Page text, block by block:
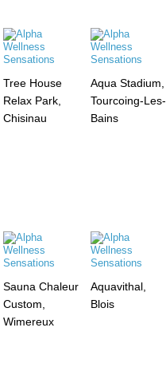
Tree House
Relax Park,
Chisinau
Aqua Stadium,
Tourcoing-Les-
Bains
Sauna Chaleur
Custom,
Wimereux
Aquavithal,
Blois